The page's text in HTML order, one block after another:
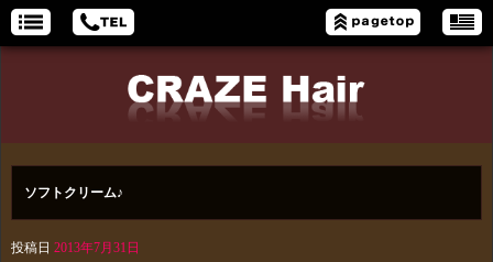
ソフトクリーム♪
投稿日 2013年7月31日